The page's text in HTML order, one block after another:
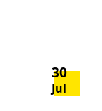
30
Jul